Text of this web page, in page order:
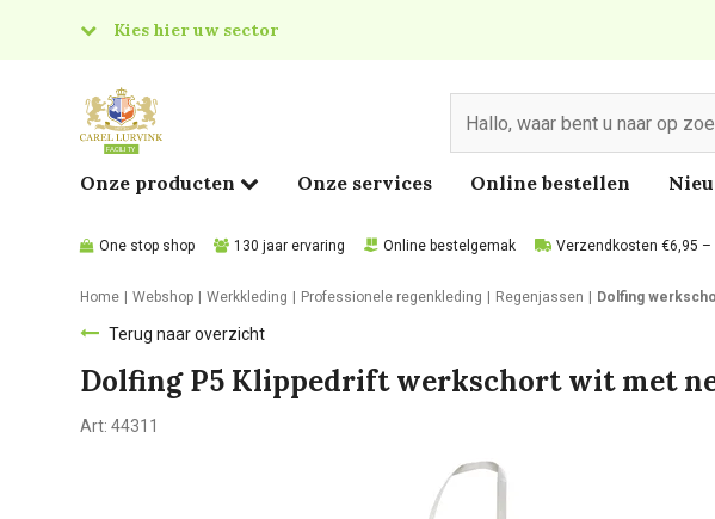
Kies hier uw sector
Food
Onze producten Onze services Online bestellen
One stop shop 130 jaar ervaring Online bestelgemak Verzendkosten €6,95
Home Webshop Werkkleding Professionele regenkleding Regenjassen Dolfing
Terug naar overzicht
Dolfing P5 Klippedrift werkschort wit met
Art: 44311